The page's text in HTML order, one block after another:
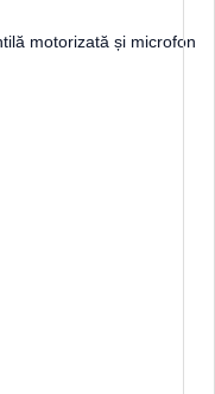
motorizată și microfon